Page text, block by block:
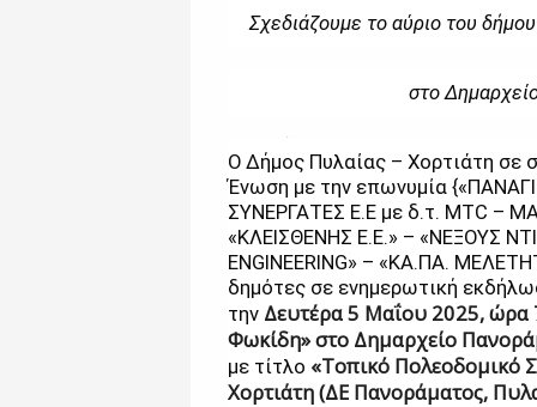
Σχεδιάζουμε το αύριο του
στο
Ο Δήμος Πυλαίας – Χορτιάτη σε
Ένωση με την επωνυμία
ΣΥΝΕΡΓΑΤΕΣ Ε.Ε με δ.τ. MTC –
«ΚΛΕΙΣΘΕΝΗΣ Ε.Ε.» – «ΝΕΞΟΥΣ
ENGINEERING» – «ΚΑ.ΠΑ.
δημότες σε ενημερωτική
την Δευτέρα 5 Μαΐου 2025, ώρα
Φωκίδη» στο Δημαρχείο
με τίτλο «Τοπικό Πολεοδομικό
Χορτιάτη (ΔΕ Πανοράματος,